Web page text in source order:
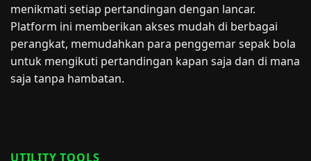
menikmati setiap pertandingan dengan lancar.
Platform ini memberikan akses mudah di berbagai
perangkat, memudahkan para penggemar sepak bola
untuk mengikuti pertandingan kapan saja dan di mana
saja tanpa hambatan.
UTILITY TOOLS